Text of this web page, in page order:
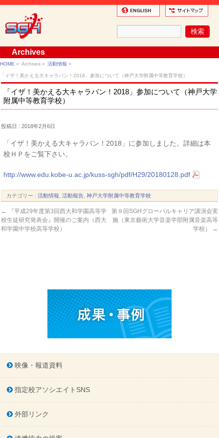
Archives
HOME » Archives » 活動情報 »
「イザ！美かえる大キャラバン！2018」参加について（神戸大学附属中等教育学校）
「イザ！美かえる大キャラバン！2018」参加について（神戸大学
附属中等教育学校）
投稿日 : 2018年2月6日
「イザ！美かえる大キャラバン！2018」に参加しました。詳細は本
校ＨＰをご覧下さい。
http://www.edu.kobe-u.ac.jp/kuss-sgh/pdf/H29/20180128.pdf
カテゴリー :活動情報 ,活動報告 ,神戸大学附属中等教育学校
←
『平成29年度第3回西大和学園高等学
校生徒研究発表会』開催のご案内（西大
和学園中学校高等学校）
第９回SGHグローバルキャリア講演会実
施（東京藝術大学音楽学部附属音楽高等
学校）
→
映像・報道資料
指定校アソシエイトSNS
外部リンク